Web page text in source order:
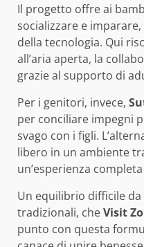
Il progetto offre ai
socializzare e
della tecnologia. Qui
all’aria aperta, la
grazie al supporto di
Per i genitori, invece,
per conciliare impegni
svago con i figli.
libero in un ambiente
un’esperienza
Un equilibrio difficile
tradizionali, cheVisit
punto con questa